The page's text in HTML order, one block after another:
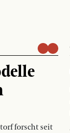
forscht seit